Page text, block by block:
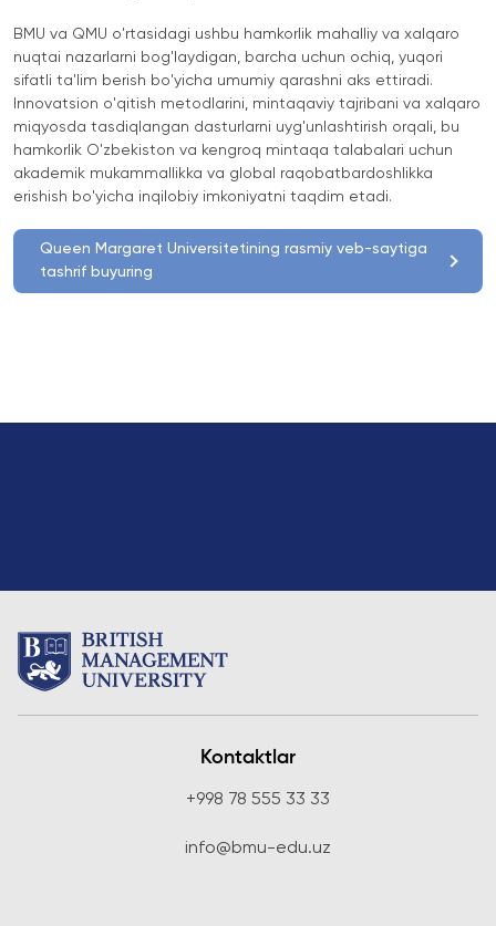
BMU va QMU o'rtasidagi ushbu hamkorlik mahalliy va xalqaro
nuqtai nazarlarni bog'laydigan, barcha uchun ochiq, yuqori
sifatli ta'lim berish bo'yicha umumiy qarashni aks ettiradi.
Innovatsion o'qitish metodlarini, mintaqaviy tajribani va xalqaro
miqyosda tasdiqlangan dasturlarni uyg'unlashtirish orqali, bu
hamkorlik O'zbekiston va kengroq mintaqa talabalari uchun
akademik mukammallikka va global raqobatbardoshlikka
erishish bo'yicha inqilobiy imkoniyatni taqdim etadi.
Queen Margaret Universitetining rasmiy veb-saytiga
tashrif buyuring
Kontaktlar
+998 78 555 33 33
info@bmu-edu.uz